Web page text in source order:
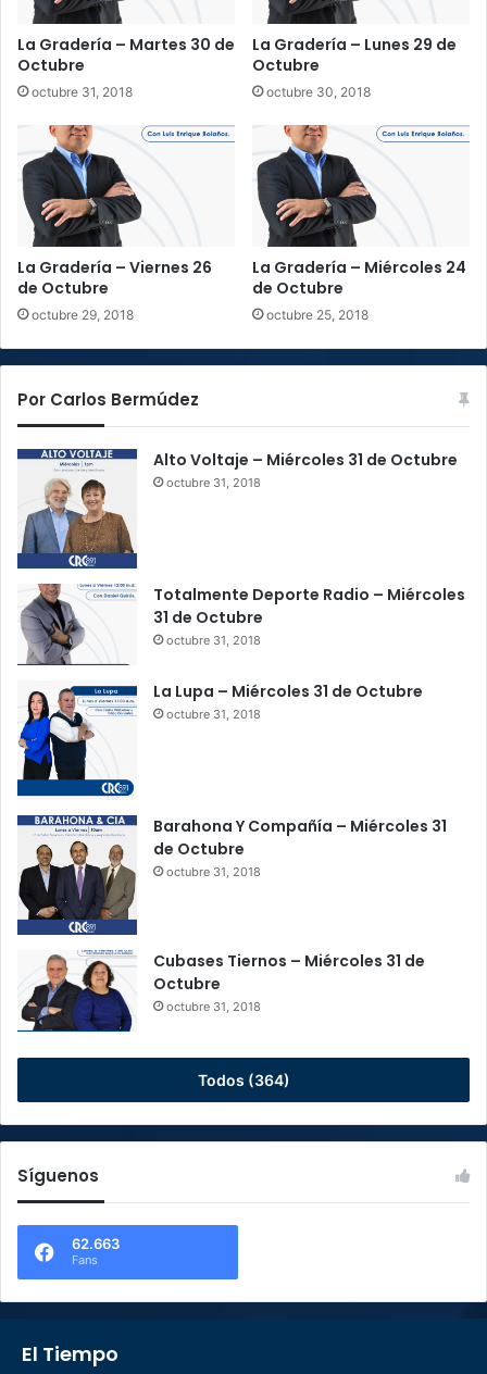
t
u
b
r
r
m
e
d
c
a
u
e
a
r
p
e
s
h
o
m
c
d
i
o
La Gradería – Martes 30 de
Octubre
octubre 31, 2018
La Gradería – Lunes 29 de
Octubre
octubre 30, 2018
La Gradería – Viernes 26
de Octubre
octubre 29, 2018
La Gradería – Miércoles 24
de Octubre
octubre 25, 2018
Por Carlos Bermúdez
Alto Voltaje – Miércoles 31 de Octubre
octubre 31, 2018
Totalmente Deporte Radio – Miércoles
31 de Octubre
octubre 31, 2018
La Lupa – Miércoles 31 de Octubre
octubre 31, 2018
Barahona Y Compañía – Miércoles 31
de Octubre
octubre 31, 2018
Cubases Tiernos – Miércoles 31 de
Octubre
octubre 31, 2018
Todos (364)
Síguenos
62.663
Fans
El Tiempo